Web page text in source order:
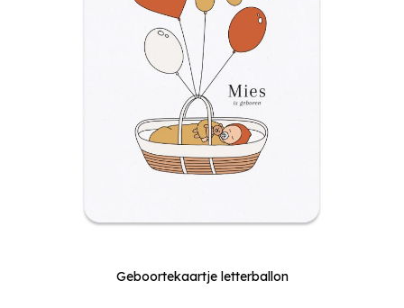
Geboortekaartje letterballon